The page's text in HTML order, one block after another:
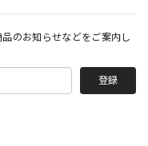
のお知らせなどをご案内し
登録